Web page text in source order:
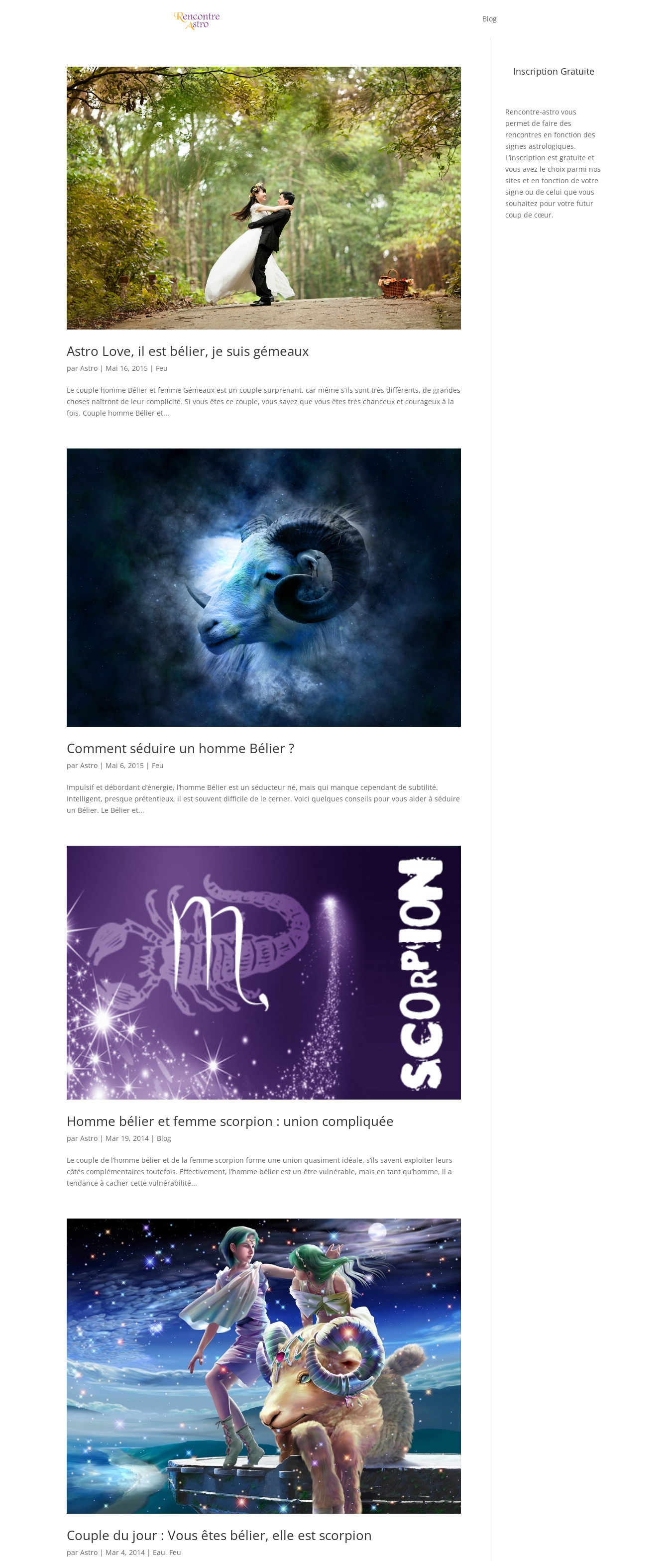
Blog
Astro Love, il est bélier, je suis gémeaux
parAstro | Mai 16, 2015 | Feu
Le couple homme Bélier et femme Gémeaux est un couple surprenant, car même s’ils sont très différents, de grandes
choses naîtront de leur complicité. Si vous êtes ce couple, vous savez que vous êtes très chanceux et courageux à la
fois. Couple homme Bélier et...
Comment séduire un homme Bélier ?
parAstro | Mai 6, 2015 | Feu
Impulsif et débordant d’énergie, l’homme Bélier est un séducteur né, mais qui manque cependant de subtilité.
Intelligent, presque prétentieux, il est souvent difficile de le cerner. Voici quelques conseils pour vous aider à séduire
un Bélier. Le Bélier et...
Homme bélier et femme scorpion : union compliquée
parAstro | Mar 19, 2014 | Blog
Le couple de l’homme bélier et de la femme scorpion forme une union quasiment idéale, s’ils savent exploiter leurs
côtés complémentaires toutefois. Effectivement, l’homme bélier est un être vulnérable, mais en tant qu’homme, il a
tendance à cacher cette vulnérabilité...
Couple du jour : Vous êtes bélier, elle est scorpion
parAstro | Mar 4, 2014 | Eau, Feu
Inscription Gratuite
Rencontre-astro vous
permet de faire des
rencontres en fonction des
signes astrologiques.
L’inscription est gratuite et
vous avez le choix parmi nos
sites et en fonction de votre
signe ou de celui que vous
souhaitez pour votre futur
coup de cœur.